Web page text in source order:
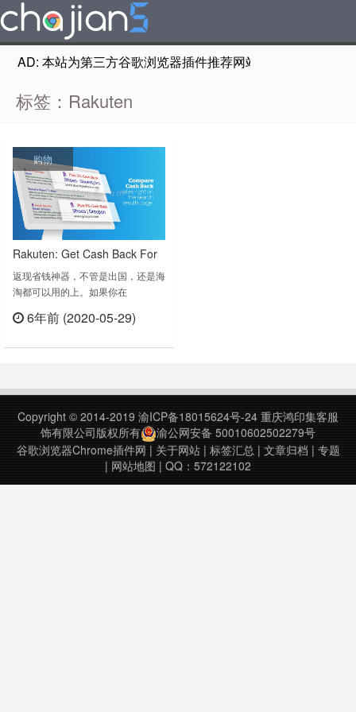
AD: 本站为第三方谷歌浏览器插件推荐网站，非Google
标签：Rakuten
购物
Rakuten: Get Cash Back For
Shopping 购物折扣省钱插件
返现省钱神器，不管是出国，还是海
淘都可以用的上。如果你在
购，Ebates会自动提醒当前网页是
and save.By clickin……
6年前 (2020-05-29)
Copyright © 2014-2019 渝ICP备18015624号-24 重庆鸿印集客服
饰有限公司版权所有
渝公网安备 50010602502279号
谷歌浏览器Chrome插件网 | 关于网站| 标签汇总| 文章归档 | 专题
| 网站地图 | QQ：572122102